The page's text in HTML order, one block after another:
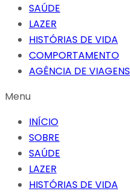
SAÚDE
LAZER
HISTÓRIAS DE VIDA
COMPORTAMENTO
AGÊNCIA DE VIAGENS
Menu
INÍCIO
SOBRE
SAÚDE
LAZER
HISTÓRIAS DE VIDA